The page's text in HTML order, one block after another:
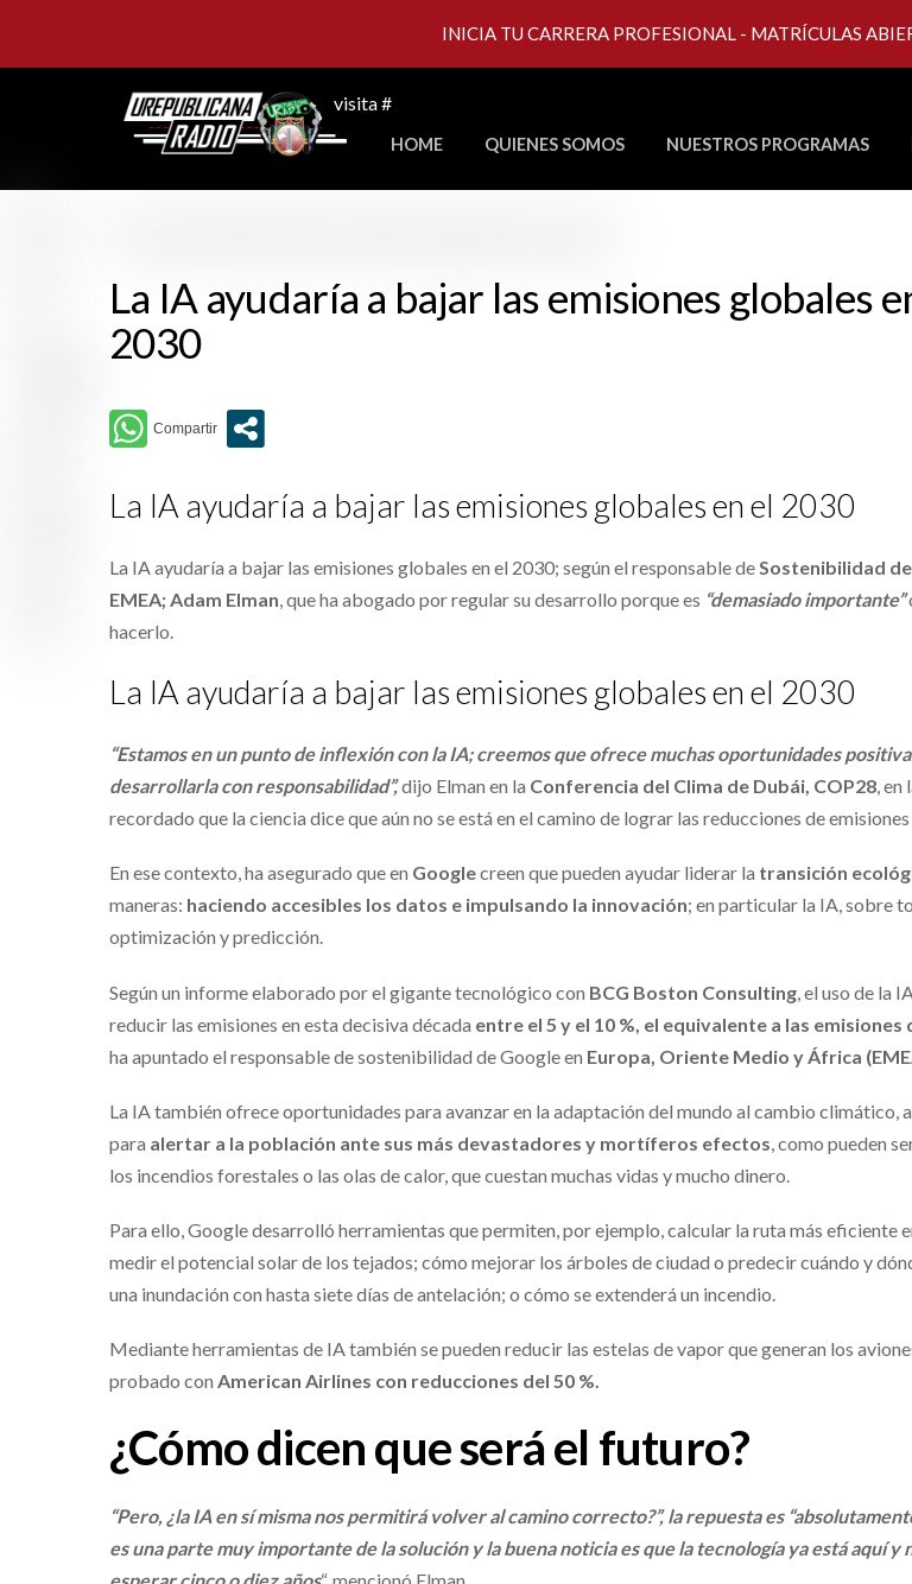
visita #
HOME QUIENES SOMOS NUESTROS PROGRAMAS
La IA ayudaría a bajar las emisiones globales
2030
La IA ayudaría a bajar las emisiones globales en el 2030
La IA ayudaría a bajar las emisiones globales en el 2030; según el responsable deSostenibilidad
EMEA; Adam Elman, que ha abogado por regular su desarrollo porque es “demasiado importante”
hacerlo.
La IA ayudaría a bajar las emisiones globales en el 2030
“Estamos en un punto de inflexión con la IA; creemos que ofrece muchas oportunidades
desarrollarla con responsabilidad”,dijo Elman en la Conferencia del Clima de Dubái, COP28, en
recordado que la ciencia dice que aún no se está en el camino de lograr las reducciones de
En ese contexto, ha asegurado que en Googlecreen que pueden ayudar liderar la transición
maneras: haciendo accesibles los datos e impulsando la innovación; en particular la IA, sobre
optimización y predicción.
Según un informe elaborado por el gigante tecnológico con BCG Boston Consulting , el uso de la
reducir las emisiones en esta decisiva década entre el 5 y el 10 %, el equivalente a las
ha apuntado el responsable de sostenibilidad de Google en Europa, Oriente Medio y África
La IA también ofrece oportunidades para avanzar en la adaptación del mundo al cambio climático,
para alertar a la población ante sus más devastadores y mortíferos efectos, como pueden
los incendios forestales o las olas de calor, que cuestan muchas vidas y mucho dinero.
Para ello, Google desarrolló herramientas que permiten, por ejemplo, calcular la ruta más eficiente
medir el potencial solar de los tejados; cómo mejorar los árboles de ciudad o predecir cuándo y
una inundación con hasta siete días de antelación; o cómo se extenderá un incendio.
Mediante herramientas de IA también se pueden reducir las estelas de vapor que generan los
probado con American Airlines con reducciones del 50 %.
¿Cómo dicen que será el futuro?
“Pero, ¿la IA en sí misma nos permitirá volver al camino correcto?”, la repuesta es
es una parte muy importante de la solución y la buena noticia es que la tecnología ya está aquí y
INICIA TU CARRERA PROFESIONAL - MATRÍCULAS